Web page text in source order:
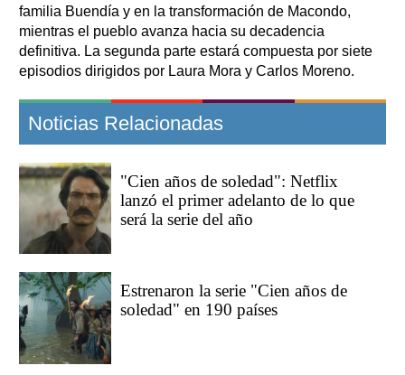
familia Buendía y en la transformación de Macondo,
mientras el pueblo avanza hacia su decadencia
definitiva. La segunda parte estará compuesta por siete
episodios dirigidos por Laura Mora y Carlos Moreno.
Noticias Relacionadas
"Cien años de soledad": Netflix
lanzó el primer adelanto de lo que
será la serie del año
Estrenaron la serie "Cien años de
soledad" en 190 países